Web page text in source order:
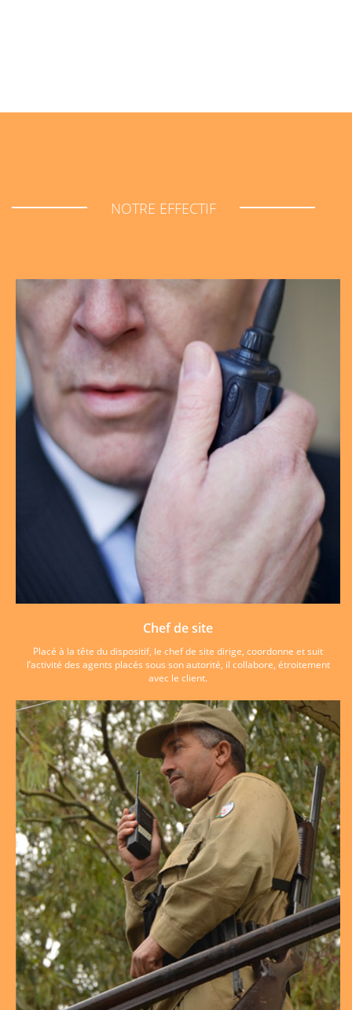
NOTRE EFFECTIF
Chef de site
Placé à la tête du dispositif, le chef de site dirige, coordonne et suit
l’activité des agents placés sous son autorité, il collabore, étroitement
avec le client.